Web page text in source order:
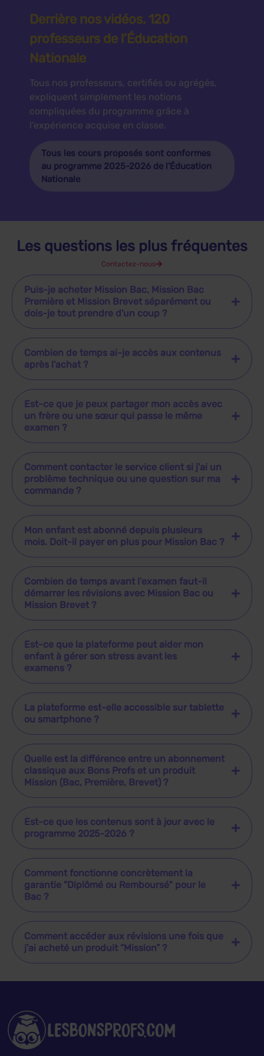
Derrière nos vidéos, 120
professeurs de l’Éducation
Nationale
Tous nos professeurs, certifiés ou agrégés,
expliquent simplement les notions
compliquées du programme grâce à
l’expérience acquise en classe.
Tous les cours proposés sont conformes
au programme 2025-2026 de l’Éducation
Nationale
Les questions les plus fréquentes
Contactez-nous
Puis-je acheter Mission Bac, Mission Bac
Première et Mission Brevet séparément ou
dois-je tout prendre d'un coup ?
Combien de temps ai-je accès aux contenus
après l'achat ?
Est-ce que je peux partager mon accès avec
un frère ou une sœur qui passe le même
examen ?
Comment contacter le service client si j'ai un
problème technique ou une question sur ma
commande ?
Mon enfant est abonné depuis plusieurs
mois. Doit-il payer en plus pour Mission Bac ?
Combien de temps avant l'examen faut-il
démarrer les révisions avec Mission Bac ou
Mission Brevet ?
Est-ce que la plateforme peut aider mon
enfant à gérer son stress avant les
examens ?
La plateforme est-elle accessible sur tablette
ou smartphone ?
Quelle est la différence entre un abonnement
classique aux Bons Profs et un produit
Mission (Bac, Première, Brevet) ?
Est-ce que les contenus sont à jour avec le
programme 2025-2026 ?
Comment fonctionne concrètement la
garantie "Diplômé ou Remboursé" pour le
Bac ?
Comment accéder aux révisions une fois que
j'ai acheté un produit “Mission” ?